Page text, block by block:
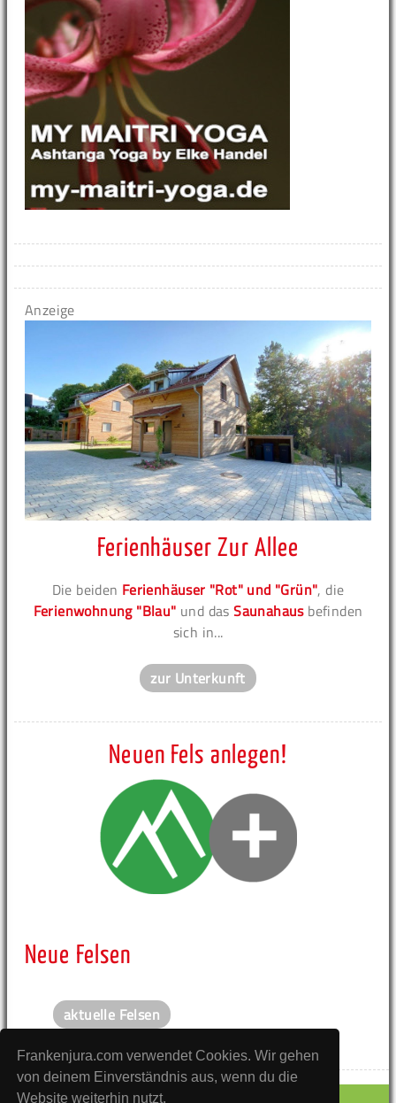
Frankenjura.com verwendet Cookies. Wir gehen
von deinem Einverständnis aus, wenn du die
Website weiterhin nutzt.
Anzeige
Ferienhäuser Zur Allee
Die beiden Ferienhäuser "Rot" und "Grün", die
Ferienwohnung "Blau" und dasSaunahausbefinden
sich in...
zur Unterkunft
Neuen Fels anlegen!
Neue Felsen
aktuelle Felsen